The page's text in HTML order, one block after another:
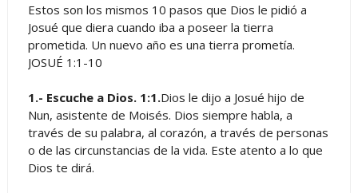
Estos son los mismos 10 pasos que Dios le pidió a
Josué que diera cuando iba a poseer la tierra
prometida. Un nuevo año es una tierra prometía.
JOSUÉ 1:1-10
1.- Escuche a Dios. 1:1.Dios le dijo a Josué hijo de
Nun, asistente de Moisés. Dios siempre habla, a
través de su palabra, al corazón, a través de personas
o de las circunstancias de la vida. Este atento a lo que
Dios te dirá.